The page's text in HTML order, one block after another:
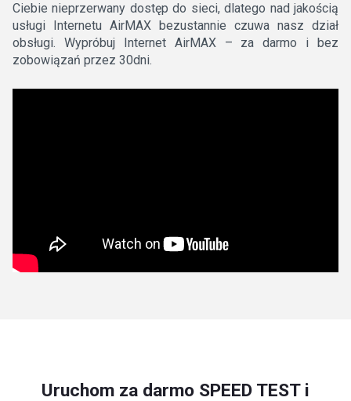
Ciebie nieprzerwany dostęp do sieci, dlatego nad jakością
usługi Internetu AirMAX bezustannie czuwa nasz dział
obsługi. Wypróbuj Internet AirMAX – za darmo i bez
zobowiązań przez 30dni.
Uruchom za darmo SPEED TEST i